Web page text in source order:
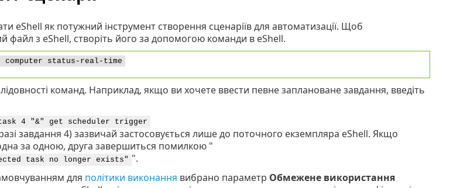
eShell як потужний інструмент створення сценаріїв для автоматизації. Щоб
файл з eShell, створіть його за допомогою команди в eShell.
status-real-time
команд. Наприклад, якщо ви хочете ввести певне заплановане завдання, введіть
4 "&" get scheduler trigger
завдання 4) зазвичай застосовується лише до поточного екземпляра eShell. Якщо
за одною, друга завершиться помилкою "
task no longer exists" ".
для політики виконання вибрано параметр Обмежене використання